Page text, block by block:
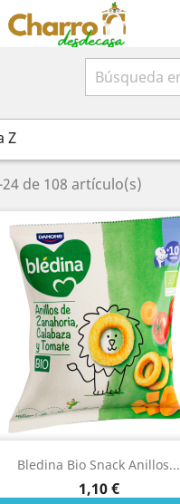
Z
de 108 artículo(s)
Bledina Bio Snack Anillos...
Precio
1,10 €